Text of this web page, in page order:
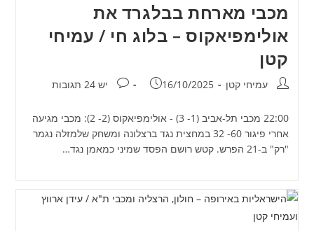
מכבי מארחת בבלגרד את
אולימפיאקוס – בלוג חי / עמיחי
קטן
מחבר:עמיחי קטן פורסם:
16/10/2025 תגובות:
יש 24 תגובות
22:00 מכבי תל-אביב (1- 3) - אולימפיאקוס (2- 2): מכבי מגיעה
אחרי פיגור 60- 32 במחצית נגד ברצלונה ומשחק שלמזלה נגמר
"רק" ב-21 הפרש. קטש רושם הפסד שמיני כמאמן נגד…